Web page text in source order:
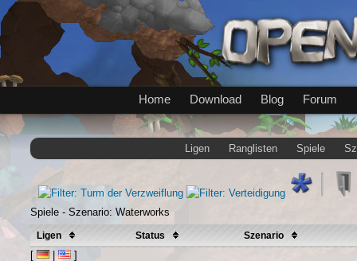
Home Download Blog Forum
Ligen Ranglisten Spiele
Spiele - Szenario: Waterworks
Ligen Status Szenario
[ | ]